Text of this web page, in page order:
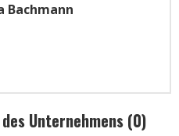
Bachmann
Unternehmens (0)